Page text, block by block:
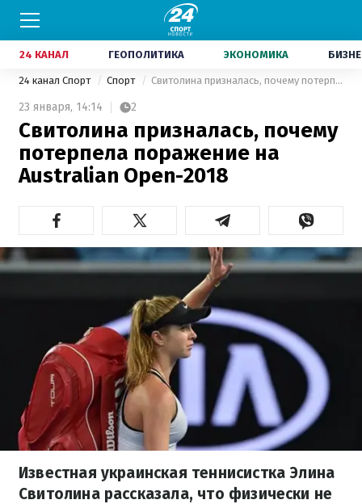
24 КАНАЛ ГЕОПОЛИТИКА ЭКОНОМИКА
24 канал Спорт Спорт Свитолина призналась, почему потерпела поражение на Australian Open-2018
23 января, 14:14 2
Свитолина призналась, почему
потерпела поражение на
Australian Open-2018
Известная украинская теннисистка Элина
Свитолина рассказала, что физически не